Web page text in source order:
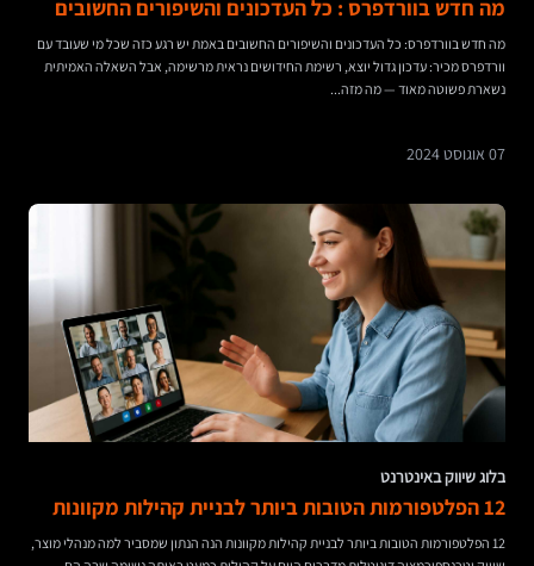
מה חדש בוורדפרס : כל העדכונים והשיפורים החשובים
מה חדש בוורדפרס: כל העדכונים והשיפורים החשובים באמת יש רגע כזה שכל מי שעובד עם
וורדפרס מכיר: עדכון גדול יוצא, רשימת החידושים נראית מרשימה, אבל השאלה האמיתית
נשארת פשוטה מאוד — מה מזה...
07 אוגוסט 2024
בלוג שיווק באינטרנט
12 הפלטפורמות הטובות ביותר לבניית קהילות מקוונות
12 הפלטפורמות הטובות ביותר לבניית קהילות מקוונות הנה הנתון שמסביר למה מנהלי מוצר,